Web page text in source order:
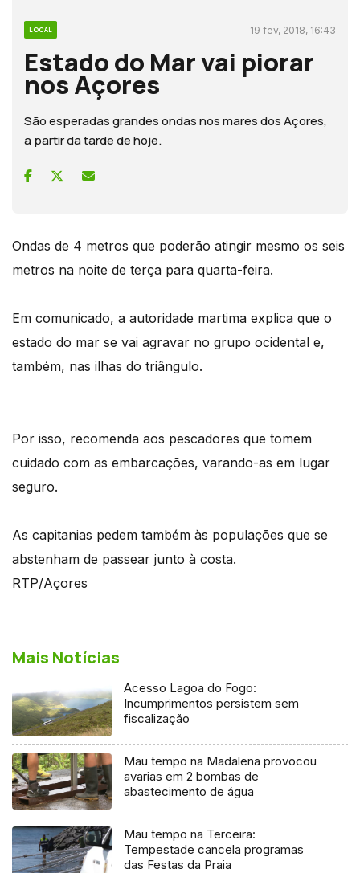
LOCAL 19 fev, 2018, 16:43
Estado do Mar vai piorar
nos Açores
São esperadas grandes ondas nos mares dos Açores,
a partir da tarde de hoje.
Ondas de 4 metros que poderão atingir mesmo os seis
metros na noite de terça para quarta-feira.
Em comunicado, a autoridade martima explica que o
estado do mar se vai agravar no grupo ocidental e,
também, nas ilhas do triângulo.
Por isso, recomenda aos pescadores que tomem
cuidado com as embarcações, varando-as em lugar
seguro.
As capitanias pedem também às populações que se
abstenham de passear junto à costa.
RTP/Açores
Mais Notícias
Acesso Lagoa do Fogo:
Incumprimentos persistem sem
fiscalização
Mau tempo na Madalena provocou
avarias em 2 bombas de
abastecimento de água
Mau tempo na Terceira:
Tempestade cancela programas
das Festas da Praia